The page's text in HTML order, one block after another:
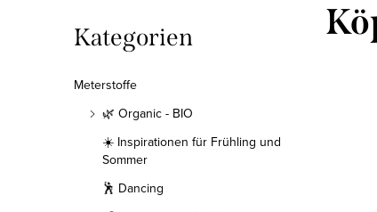
e
i
Kategorien
überspringen
Kategorien
Meterstoffe
🌿 Organic - BIO
☀️ Inspirationen für Frühling und
Sommer
🕺 Dancing